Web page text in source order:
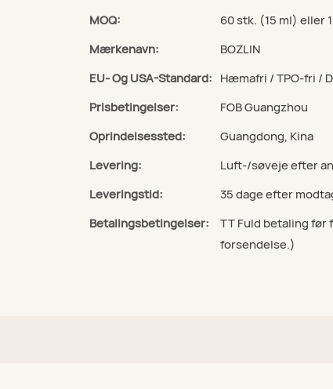
MOQ:
60 stk. (15 ml) eller
Mærkenavn:
BOZLIN
EU- Og USA-Standard: Hæmafri / TPO-fri /
Prisbetingelser:
FOB Guangzhou
Oprindelsessted:
Guangdong, Kina
Levering:
Luft-/søveje efter
Leveringstid:
35 dage efter
Betalingsbetingelser:
TT Fuld betaling før
forsendelse.)